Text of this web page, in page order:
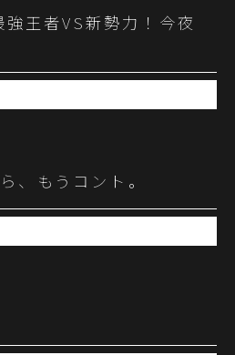
王者VS新勢力！今夜
もうコント。